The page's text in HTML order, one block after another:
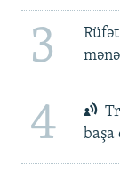
3
4
başa